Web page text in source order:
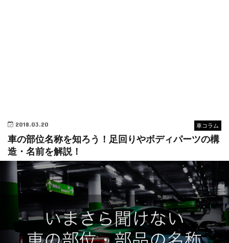
車コラム
2018.03.20
車の部位名称を知ろう！足回りやボディパーツの構
造・名前を解説！